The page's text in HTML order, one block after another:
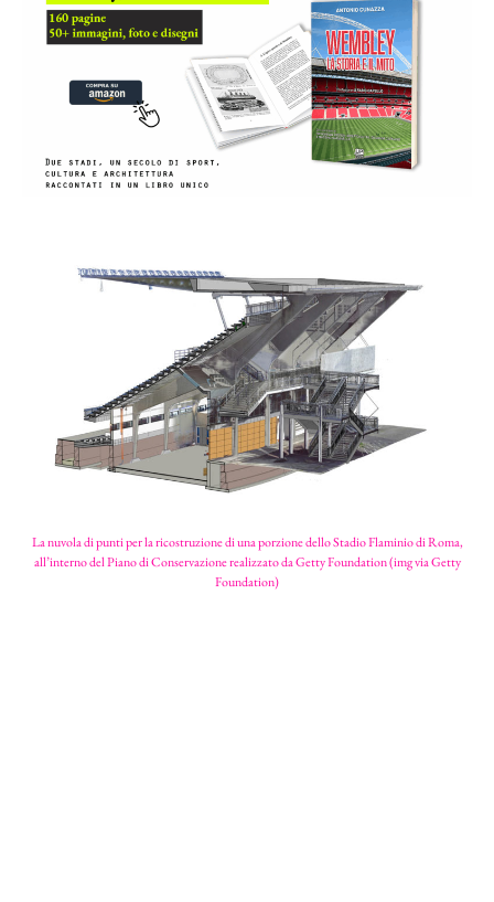
La nuvola di punti per la ricostruzione di una porzione dello Stadio Flaminio di Roma,
all’interno del Piano di Conservazione realizzato da Getty Foundation (img via Getty
Foundation)